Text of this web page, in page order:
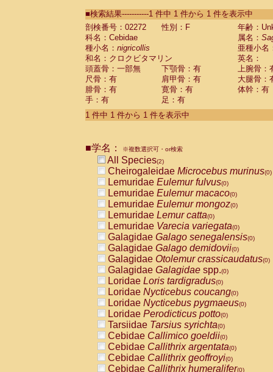
CebidaeSaguinus labiatus(0)
Cebidae Saguinus leucopus (0)
Cebidae
CebidaeSaguinus mystax
CebidaeSaguinus nigricollis (1)
Cebidae Saguinus oedipus
Cebidae Saguinus weddelli
Cebidae Saguinusspp.
Cebidae Aotus trivirgatus
Cebidae Cebus albifrons
CebidaeCebus nigrivittatus
CebidaeCebus
CebidaeSaimiri boliviensis(0)
CebidaeSaimiri sciureus(0)
AtelidaeAlouatta caraya(0)
AtelidaeAlouatta fusca(0)
AtelidaeAlouatta seniculus
AtelidaeAlouattaspp.(0)
AtelidaeAteles belzebuth(0)
AtelidaeAteles geoffroyi(0)
AtelidaeAteles paniscus(0)
AtelidaeAtelesspp.(0)
Atelidae Lagothrix lagothricha
AtelidaeLagothrix lagothricha cana
PitheciidaeCacajao calvus
PitheciidaeCallicebus cupreus
PitheciidaeCallicebus donacophilus
PitheciidaeCallicebus moloch
PitheciidaeCallicebus torquatus
PitheciidaeCallicebusspp.(0)
PitheciidaeChiropotes satanas(0)
■検索結果-----------1 件中 1 件から 1 件を表示中
剖検番号：02272
性別：F
年齢：
科名：Cebidae
属名：
種小名： nigricollis
亜種小名
和名：クロクビタマリン
英名：
頭蓋骨：一部無
下顎骨：有
上腕骨：
尺骨：有
肩甲骨：有
大腿骨：
腓骨：有
寛骨：有
体幹：有
手：有
足：有
1 件中 1 件から 1 件を表示中
■学名： ※複数選択可・or検索
All Species(2)
Cheirogaleidae Microcebus murinus(0)
Lemuridae Eulemur fulvus(0)
Lemuridae Eulemur macaco(0)
Lemuridae Eulemur mongoz(0)
Lemuridae Lemur catta(0)
Lemuridae Varecia variegata(0)
Galagidae Galago senegalensis(0)
Galagidae Galago demidovii(0)
Galagidae Otolemur crassicaudatus(0)
Galagidae Galagidae spp.(0)
Loridae Loris tardigradus(0)
Loridae Nycticebus coucang(0)
Loridae Nycticebus pygmaeus(0)
Loridae Perodicticus potto(0)
Tarsiidae Tarsius syrichta(0)
Cebidae Callimico goeldii(0)
Cebidae Callithrix argentata(0)
Cebidae Callithrix geoffroyi(0)
Cebidae Callithrix humeralifer(0)